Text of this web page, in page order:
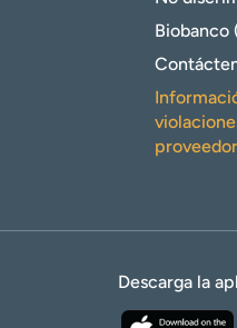
Biobanco
Descarga la